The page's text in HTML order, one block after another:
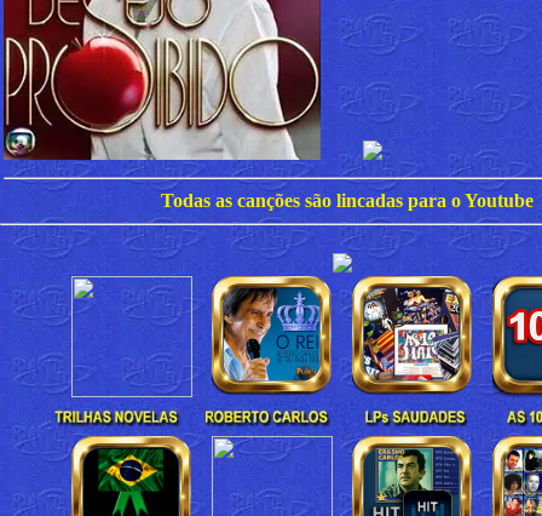
Todas as canções são lincadas para o Youtube